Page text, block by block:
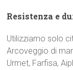
Resistenza e
Utilizziamo solo
Arcoveggio di
Urmet, Farfisa,